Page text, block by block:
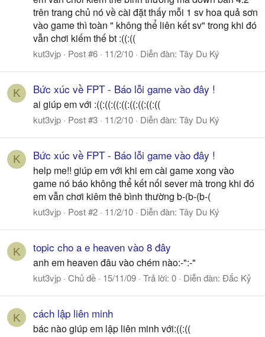
trên trang chủ nó về cài đặt thấy mỗi 1 sv hoa quả sơn
vào game thì toàn " không thể liên kết sv" trong khi đó
vẫn chơi kiếm thế bt :((:((
kut3vjp Post #6 11/2/10 Diễn đàn: Tây Du Ký
K Bức xúc về FPT - Báo lỗi game vào đây !
ai giúp em với :((:((:((:((:((:((:((:((
kut3vjp Post #3 11/2/10 Diễn đàn: Tây Du Ký
K Bức xúc về FPT - Báo lỗi game vào đây !
help me!! giúp em với khi em cài game xong vào
game nó báo không thể kết nối sever mà trong khi đó
em vẫn chơi kiêm thê bình thường b-(b-(b-(
kut3vjp Post #2 11/2/10 Diễn đàn: Tây Du Ký
K topic cho a e heaven vào 8 đây
anh em heaven đâu vào chém nào:-":-"
kut3vjp Chủ đề 15/11/09 Trả lời: 0 Diễn đàn: Đắc Kỷ
K cách lập liên minh
bác nào giúp em lập liên minh với:((:((